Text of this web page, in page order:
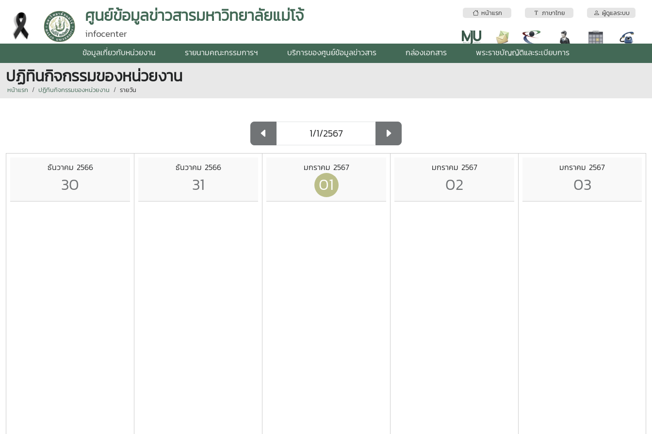
หน้าแรก ภาษาไทย ผู้ดูแลระบบ
ศูนย์ข้อมูลข่าวสารมหาวิทยาลัยแม่โจ้
infocenter
ข้อมูลเกี่ยวกับหน่วยงาน รายนามคณะกรรมการฯ บริการของศูนย์ข้อมูลข่าวสาร กล่องเอกสาร พระราชบัญญัติและระเบียบการ
ปฏิทินกิจกรรมของหน่วยงาน
หน้าแรก ปฏิทินกิจกรรมของหน่วยงาน รายวัน
ธันวาคม 2566
30
ธันวาคม 2566
31
มกราคม 2567
01
มกราคม 2567
02
มกราคม 2567
03